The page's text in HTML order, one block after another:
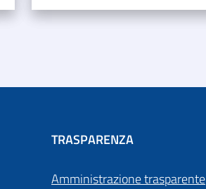
TRASPARENZA
Amministrazione trasparente